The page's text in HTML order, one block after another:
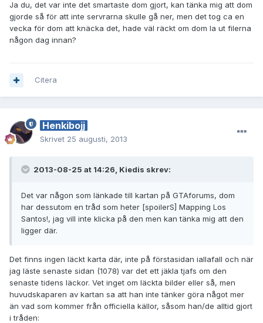
Ja du, det var inte det smartaste dom gjort, kan tänka mig att dom
gjorde så för att inte servrarna skulle gå ner, men det tog ca en
vecka för dom att knäcka det, hade väl räckt om dom la ut filerna
någon dag innan?
Citera
Henkibojj
Skrivet 25 augusti, 2013
2013-08-25 at 14:26, Kiedis skrev:
Det var någon som länkade till kartan på GTAforums, dom
har dessutom en tråd som heter [spoilerS] Mapping Los
Santos!, jag vill inte klicka på den men kan tänka mig att den
ligger där.
Det finns ingen läckt karta där, inte på förstasidan iallafall och när
jag läste senaste sidan (1078) var det ett jäkla tjafs om den
senaste tidens läckor. Vet inget om läckta bilder eller så, men
huvudskaparen av kartan sa att han inte tänker göra något mer
än vad som kommer från officiella källor, såsom han/de alltid gjort
i tråden: